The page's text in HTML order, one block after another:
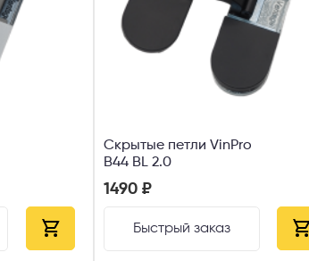
Скрытые петли VinPro
B44 BL 2.0
1490 ₽
Быстрый заказ